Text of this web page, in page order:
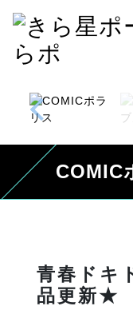
COMIC
青春ドキ
品更新★